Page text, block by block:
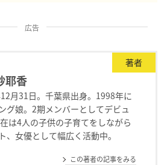
広告
著者
耶香
月31日。千葉県出身。1998年に
グ娘。2期メンバーとしてデビュ
は4人の子供の子育てをしながら
、女優として幅広く活動中。
この著者の記事をみる